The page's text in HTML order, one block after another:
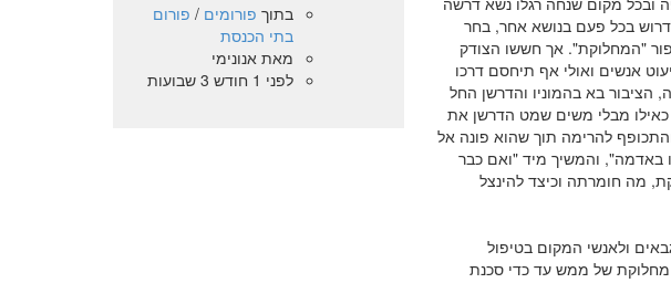
בכל פעם בנושא אחר, בחר
"המחלוקת". אך חששו הצודק
אנשים ואולי אף תיחסם דרכו
בא בהמוניו והדרשן החל
מבלי משים שמט הדרשן את
להרימה תוך שהוא פונה אל
באדמה", והמשיך מיד "ואם כבר
מה חומרתה וכיצד להינצל
ולאנשי המקום בטיפול
מחלוקת של ממש עד כדי סכנת
בתוך פורומים / פורום
בתי הכנסת
מאתאנונימי
לפני 1 חודש 3 שבועות